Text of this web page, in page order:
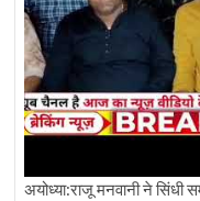
अयोध्या:राजू मनवानी ने सिंधी